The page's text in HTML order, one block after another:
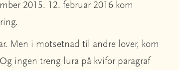
2015. 12. februar 2016 kom
Men i motsetnad til andre lover, kom
ingen treng lura på kvifor paragraf